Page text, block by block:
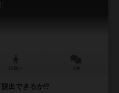
脱出できるか⁉︎